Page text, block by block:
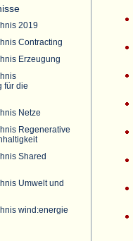
2019
Contracting
Erzeugung
für die
Netze
Regenerative
Shared
Umwelt und
wind:energie